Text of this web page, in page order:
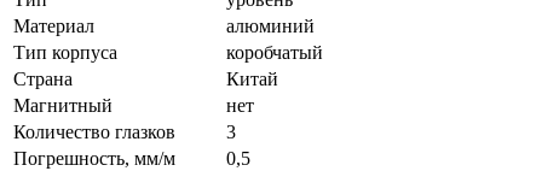
Материал
алюминий
Тип корпуса
коробчатый
Страна
Китай
Магнитный
нет
Количество глазков
3
Погрешность, мм/м
0,5